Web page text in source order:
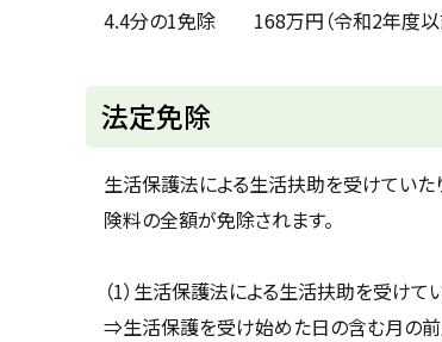
4.4分の1免除 168万円（令和2年度以
ト
ッ
プ
に
る
法定免除
生活保護法による生活扶助を受けてい
険料の全額が免除されます。
（1）生活保護法による生活扶助を受けて
⇒生活保護を受け始めた日の含む月の前